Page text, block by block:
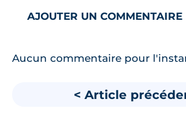
AJOUTER UN COMMENTAIRE
Aucun commentaire pour
< Article